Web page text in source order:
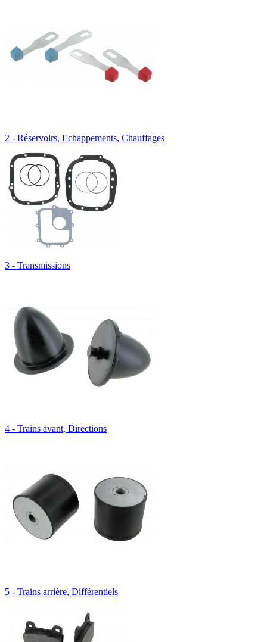
2 - Réservoirs, Echappements, Chauffages
3 - Transmissions
4 - Trains avant, Directions
5 - Trains arrière, Différentiels